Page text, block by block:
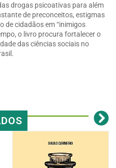
drogas psicoativas para além
de preconceitos, estigmas
de cidadãos em “inimigos
o livro procura fortalecer o
das ciências sociais no